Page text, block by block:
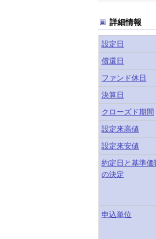
詳細情報
設定日
償還日
ファンド休日
決算日
クローズド期間
設定来高値
設定来安値
約定日と基準価
の決定
申込単位